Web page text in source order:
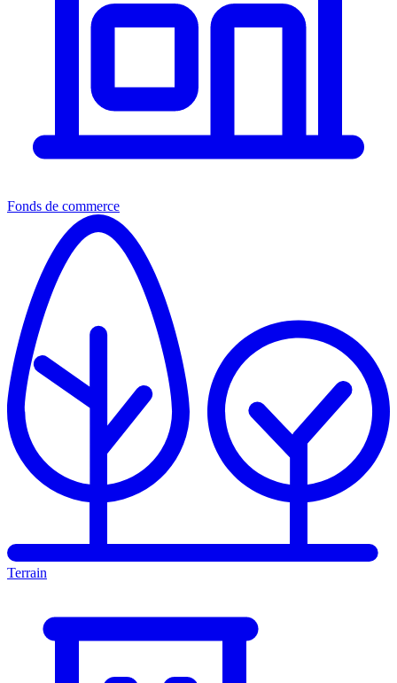
Fonds de commerce
Terrain